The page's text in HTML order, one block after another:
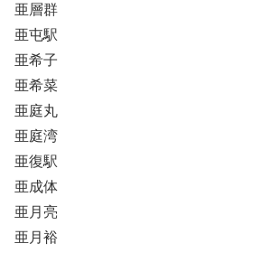
亜層群
亜屯駅
亜希子
亜希菜
亜庭丸
亜庭湾
亜復駅
亜成体
亜月亮
亜月裕